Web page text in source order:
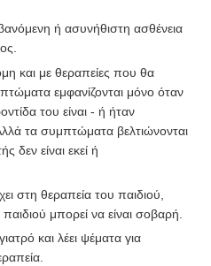
ή ασυνήθιστη ασθένεια
και με θεραπείες που θα
εμφανίζονται μόνο όταν
του είναι - ή ήταν
τα συμπτώματα βελτιώνονται
δεν είναι εκεί ή
στη θεραπεία του παιδιού,
μπορεί να είναι σοβαρή.
και λέει ψέματα για